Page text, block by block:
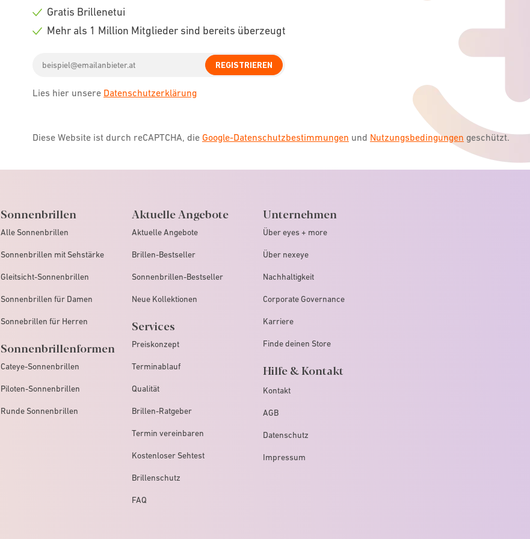
Check
Check
Gratis Brillenetui
Mehr als 1 Million Mitglieder sind bereits überzeugt
address
REGISTRIEREN
Lies hier unsere Datenschutzerklärung
Diese Website ist durch reCAPTCHA, die Google-Datenschutzbestimmungen und Nutzungsbedingungen geschützt.
Sonnenbrillen
Alle Sonnenbrillen
Sonnenbrillen mit Sehstärke
Gleitsicht-Sonnenbrillen
Sonnenbrillen für Damen
Sonnebrillen für Herren
Sonnenbrillenformen
Cateye-Sonnenbrillen
Piloten-Sonnenbrillen
Runde Sonnenbrillen
Aktuelle Angebote
Aktuelle Angebote
Brillen-Bestseller
Sonnenbrillen-Bestseller
Neue Kollektionen
Services
Preiskonzept
Terminablauf
Qualität
Brillen-Ratgeber
Termin vereinbaren
Kostenloser Sehtest
Brillenschutz
FAQ
Unternehmen
Über eyes + more
Über nexeye
Nachhaltigkeit
Corporate Governance
Karriere
Finde deinen Store
Hilfe & Kontakt
Kontakt
AGB
Datenschutz
Impressum